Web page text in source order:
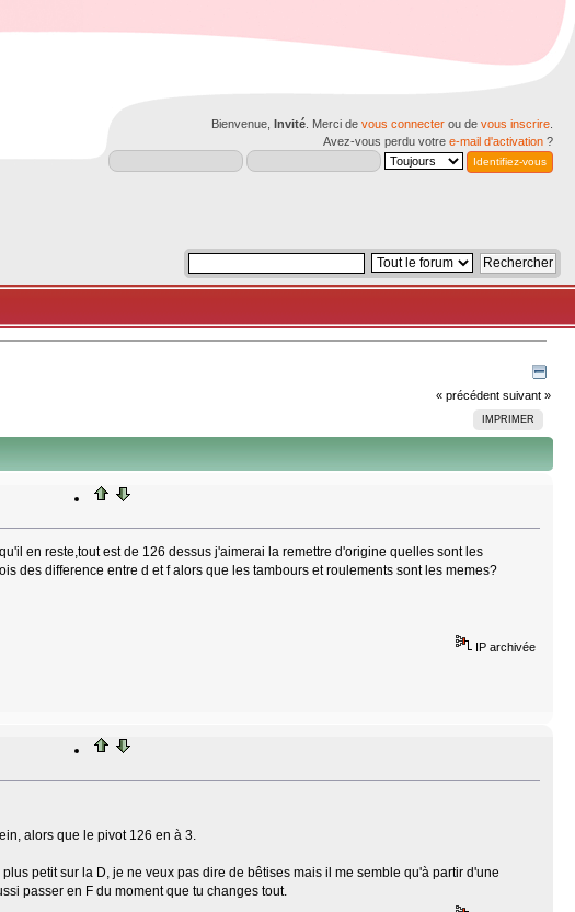
Bienvenue, Invité . Merci de vous connecter ou de vous inscrire
Avez-vous perdu votre e-mail d'activation ?
« précédent suivant »
IMPRIMER
en reste,tout est de 126 dessus j'aimerai la remettre d'origine quelles sont les
des difference entre d et f alors que les tambours et roulements sont les memes?
IP archivée
alors que le pivot 126 en à 3.
petit sur la D, je ne veux pas dire de bêtises mais il me semble qu'à partir d'une
passer en F du moment que tu changes tout.